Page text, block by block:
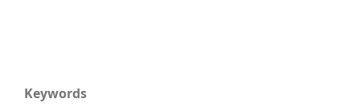
Keywords